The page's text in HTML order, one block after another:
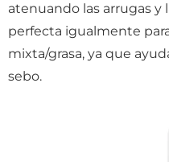
atenuando las arrugas y
perfecta igualmente
mixta/grasa, ya que
sebo.